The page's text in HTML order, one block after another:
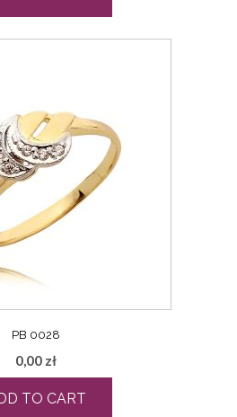
PB 0028
0,00 zł
TO CART